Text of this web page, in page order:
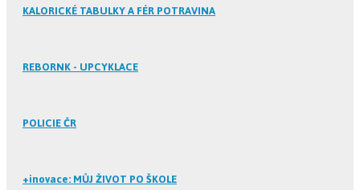
KALORICKÉ TABULKY A FÉR POTRAVINA
REBORNK - UPCYKLACE
POLICIE ČR
+inovace: MŮJ ŽIVOT PO ŠKOLE